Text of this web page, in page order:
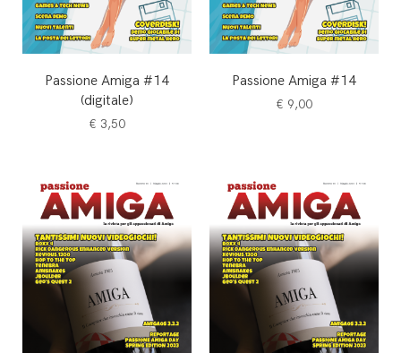
Passione Amiga #14
(digitale)
€ 3,50
Passione Amiga #14
€ 9,00